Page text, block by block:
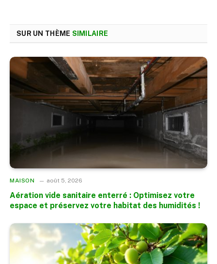
SUR UN THÈME SIMILAIRE
MAISON août 5, 2026
Aération vide sanitaire enterré : Optimisez votre
espace et préservez votre habitat des humidités !